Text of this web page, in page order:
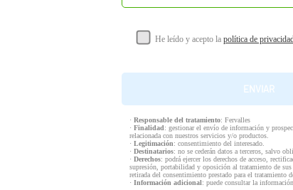
He leído y acepto la política de
· Responsable del tratamiento: Fervalles
· Finalidad: gestionar el envío de información y
relacionada con nuestros servicios y/o productos.
· Legitimación: consentimiento del interesado.
· Destinatarios: no se cederán datos a terceros, salvo
· Derechos: podrá ejercer los derechos de acceso,
supresión, portabilidad y oposición al tratamiento de sus
retirada del consentimiento prestado para el tratamiento
· Información adicional: puede consultar la